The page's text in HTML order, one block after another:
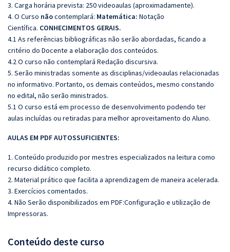
3. Carga horária prevista: 250 videoaulas (aproximadamente).
4. O Curso nãocontemplará: Matemática: Notação
Científica. CONHECIMENTOS GERAIS.
4.1 As referências bibliográficas não serão abordadas, ficando a
critério do Docente a elaboração dos conteúdos.
4.2 O curso não contemplará Redação discursiva.
5. Serão ministradas somente as disciplinas/videoaulas relacionadas
no informativo. Portanto, os demais conteúdos, mesmo constando
no edital, não serão ministrados.
5.1 O curso está em processo de desenvolvimento podendo ter
aulas incluídas ou retiradas para melhor aproveitamento do Aluno.
AULAS EM PDF AUTOSSUFICIENTES:
1. Conteúdo produzido por mestres especializados na leitura como
recurso didático completo.
2. Material prático que facilita a aprendizagem de maneira acelerada.
3. Exercícios comentados.
4. Não Serão disponibilizados em PDF:Configuração e utilização de
Impressoras.
Conteúdo deste curso